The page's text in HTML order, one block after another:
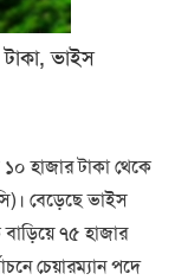
টাকা, ভাইস
১০ হাজার টাকা থেকে
বেড়েছে ভাইস
৭৫ হাজার
চেয়ারম্যান পদে